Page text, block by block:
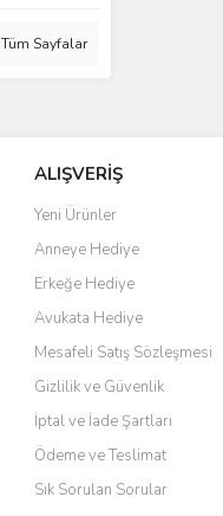
Tüm Sayfalar
ALIŞVERİŞ
Yeni Ürünler
Anneye Hediye
Erkeğe Hediye
Avukata Hediye
Mesafeli Satış Sözleşmesi
Gizlilik ve Güvenlik
İptal ve İade Şartları
Ödeme ve Teslimat
Sık Sorulan Sorular